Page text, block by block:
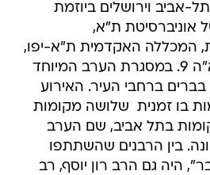
אביב וירושלים ביוזמת
אוניברסיטת ת"א,
המכללה האקדמית ת"א-יפו,
סמינר הקיבוצים ומזא"ה 9. במסגרת הערב המיוחד
ברחבי העיר. האירוע
בו זמנית  שלושה מקומות
בתל אביב, שם הערב
בין הרבנים שהשתתפו
היה גם הרב רון יוסף, רב